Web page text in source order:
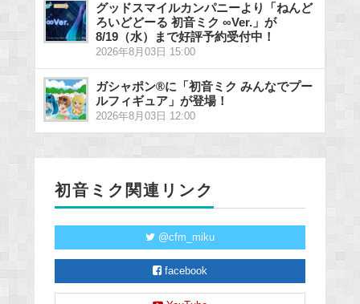
グッドスマイルカンパニーより「ねんど
ろいどどーる 初音ミク ∞Ver.」が
8/19（水）まで好評予約受付中！
2026年8月03日 15:00
ガシャポン®に「初音ミク みんなでプー
ルフィギュア」が登場！
2026年8月03日 12:00
初音ミク関連リンク
@cfm_miku
facebook